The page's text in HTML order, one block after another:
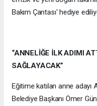
Bakım Çantası' hediye
“ANNELİĞE İLK ADIMI
SAĞLAYACAK”
Eğitime katılan anne adayı
Belediye Başkanı Ömer